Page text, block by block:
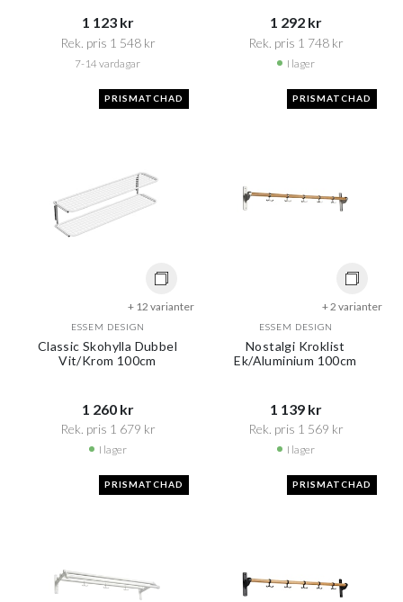
1 123 kr​​
Rek. pris 1 548 kr​​
7-14 vardagar
1 292 kr​​
Rek. pris 1 748 kr​​
I lager
PRISMATCHAD
+ 12 varianter
ESSEM DESIGN
Classic Skohylla Dubbel
Vit/Krom 100cm
1 260 kr​​
Rek. pris 1 679 kr​​
I lager
PRISMATCHAD
+ 2 varianter
ESSEM DESIGN
Nostalgi Kroklist
Ek/Aluminium 100cm
1 139 kr​​
Rek. pris 1 569 kr​​
I lager
PRISMATCHAD PRISMATCHAD